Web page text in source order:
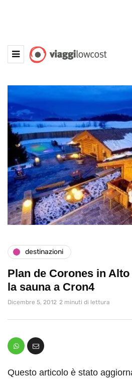
destinazioni
Plan de Corones in
la sauna a Cron4
Dicembre 5, 2012 2 minuti di lettura
Questo articolo è stato